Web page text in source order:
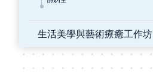
生活美學與藝術療癒工作坊